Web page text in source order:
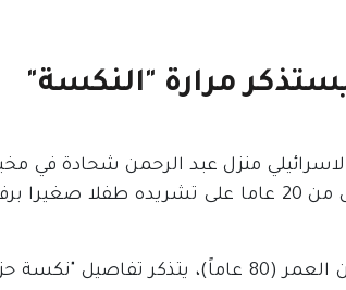
مرارة "النكسة"
منزل عبد الرحمن شحادة في
غرب مدينة غزة، وأبعدته قسراً خارج وطنه بعد أقل من 20 عاما على
ما زال شحادة الذي اصبح اليوم شيخا كبيرا يبلغ من العمر (80